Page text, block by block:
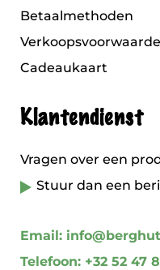
Betaalmethoden
Cadeaukaart
Klantendienst
Vragen over een
Stuur dan een
Email:
Telefoon: +32 52 47